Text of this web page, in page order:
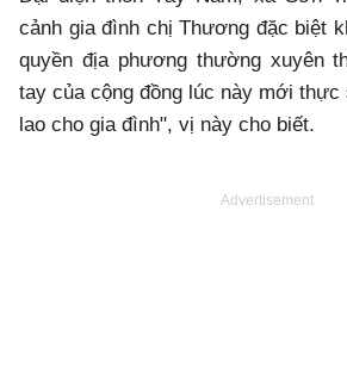
cảnh gia đình chị Thương đặc biệt
quyền địa phương thường xuyên
tay của cộng đồng lúc này mới
lao cho gia đình", vị này cho biết.
Advertisement